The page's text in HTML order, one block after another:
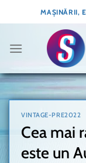
to
MAȘINĂRII,
VINTAGE-PRE2022
Cea mai
este un